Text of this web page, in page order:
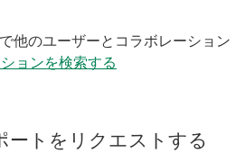
他のユーザーとコラボレーション
ョンを検索する
トをリクエストする